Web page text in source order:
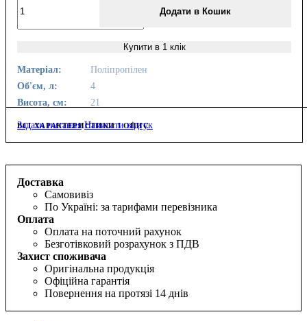
Додати в Кошик
Купити в 1 клік
Матеріал:
Поліпропілен
Об'єм, л:
4
Висота, см:
21
ВСІ ХАРАКТЕРИСТИКИ І ОПИС
Задати питання Написати відгук
Доставка
Самовивіз
По Україні: за тарифами перевізника
Оплата
Оплата на поточний рахунок
Безготівковий розрахунок з ПДВ
Захист споживача
Оригінальна продукція
Офіційна гарантія
Повернення на протязі 14 днів